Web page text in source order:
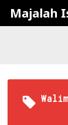
Majalah